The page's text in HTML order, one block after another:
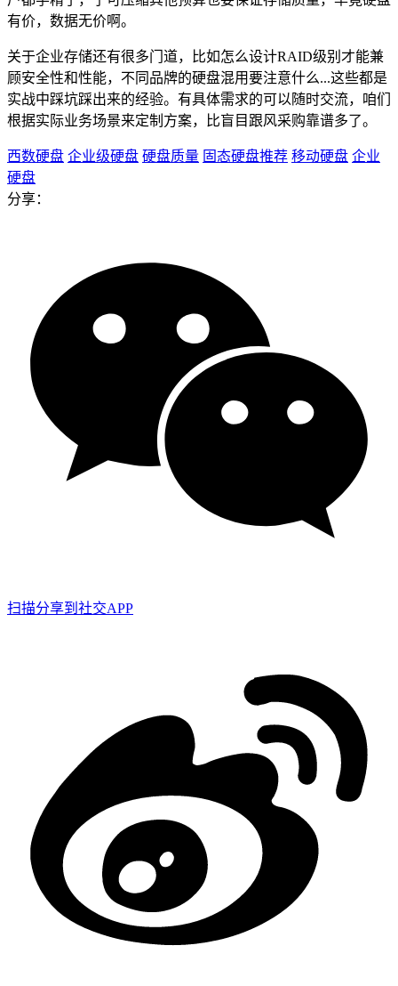
有价，数据无价啊。
关于企业存储还有很多门道，比如怎么设计RAID级别才能兼
顾安全性和性能，不同品牌的硬盘混用要注意什么...这些都是
实战中踩坑踩出来的经验。有具体需求的可以随时交流，咱们
根据实际业务场景来定制方案，比盲目跟风采购靠谱多了。
西数硬盘 企业级硬盘 硬盘质量 固态硬盘推荐 移动硬盘 企业
硬盘
分享：
扫描分享到社交APP